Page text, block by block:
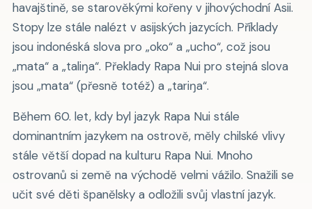
havajštině, se starověkými kořeny v jihovýchodní Asii.
Stopy lze stále nalézt v asijských jazycích. Příklady
jsou indonéská slova pro „oko“ a „ucho“, což jsou
„mata“ a „taliŋa“. Překlady Rapa Nui pro stejná slova
jsou „mata“ (přesně totéž) a „tariŋa“.
Během 60. let, kdy byl jazyk Rapa Nui stále
dominantním jazykem na ostrově, měly chilské vlivy
stále větší dopad na kulturu Rapa Nui. Mnoho
ostrovanů si země na východě velmi vážilo. Snažili se
učit své děti španělsky a odložili svůj vlastní jazyk.